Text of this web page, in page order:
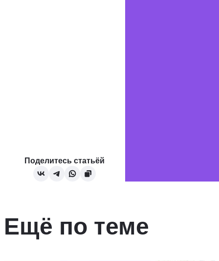
Поделитесь статьёй
Ещё по теме